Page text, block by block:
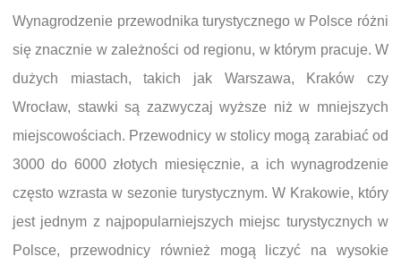
Wynagrodzenie przewodnika turystycznego w Polsce różni
się znacznie w zależności od regionu, w którym pracuje. W
dużych miastach, takich jak Warszawa, Kraków czy
Wrocław, stawki są zazwyczaj wyższe niż w mniejszych
miejscowościach. Przewodnicy w stolicy mogą zarabiać od
3000 do 6000 złotych miesięcznie, a ich wynagrodzenie
często wzrasta w sezonie turystycznym. W Krakowie, który
jest jednym z najpopularniejszych miejsc turystycznych w
Polsce, przewodnicy również mogą liczyć na wysokie